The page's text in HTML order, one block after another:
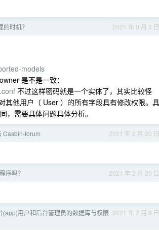
2021 年 9 月 3 日
时机？
models
是不是一致：
不过这样密码就是一个实体了，其实比较怪
其他用户（ User ）的所有字段具有修改权限。具
，需要具体问题具体分析。
2021 年 2 月 20 日
Casbin-forum
2021 年 2 月 20 日
序吗？
2021 年 2 月 9 日
用户和后台管理员的数据库与权限